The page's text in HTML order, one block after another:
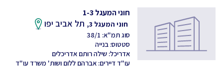
חוני המעגל 1-3
חוני המעגל 3, תל אביב יפו
סוג תמ"א: 38/1
סטטוס: בנייה
אדריכל: שילה רותם אדריכלים
עו"ד דיירים: אברהם ללום ושות' משרד עו"ד